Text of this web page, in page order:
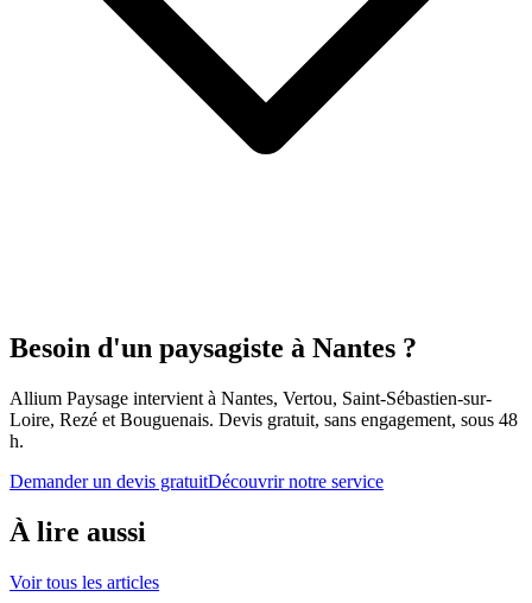
Besoin d'un paysagiste à Nantes ?
Allium Paysage intervient à Nantes, Vertou, Saint-Sébastien-sur-
Loire, Rezé et Bouguenais. Devis gratuit, sans engagement, sous 48
h.
Demander un devis gratuitDécouvrir notre service
À lire aussi
Voir tous les articles